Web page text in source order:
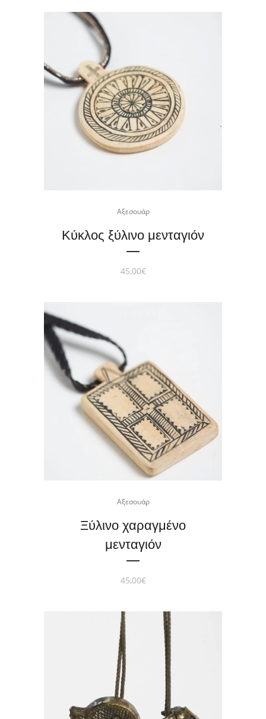
Αξεσουάρ
Κύκλος ξύλινο μενταγιόν
45,00€
Αξεσουάρ
Ξύλινο χαραγμένο
μενταγιόν
45,00€